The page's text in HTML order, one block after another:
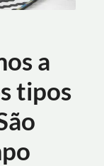
a
tipos